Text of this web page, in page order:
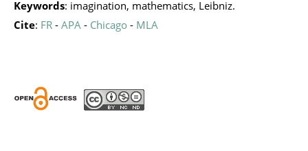
Keywords: imagination, mathematics, Leibniz.
Cite: FR - APA - Chicago - MLA